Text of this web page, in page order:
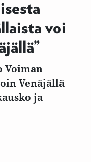
voi
Venäjällä
ja